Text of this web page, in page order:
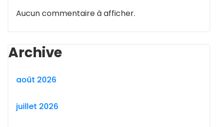
Aucun commentaire à afficher.
Archive
août 2026
juillet 2026